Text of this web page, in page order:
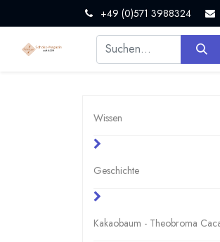
+49 (0)571 3988324
Wissen
Geschichte
Kakaobaum - Theobroma